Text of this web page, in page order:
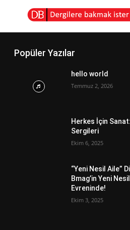
Popüler Yazılar
hello world
Temmuz 2, 2026
Herkes İçin
Sergileri
Ekim 6, 2025
“Yeni Nesil Aile”
Bmag’in Yeni
Evreninde!
Ekim 3, 2025